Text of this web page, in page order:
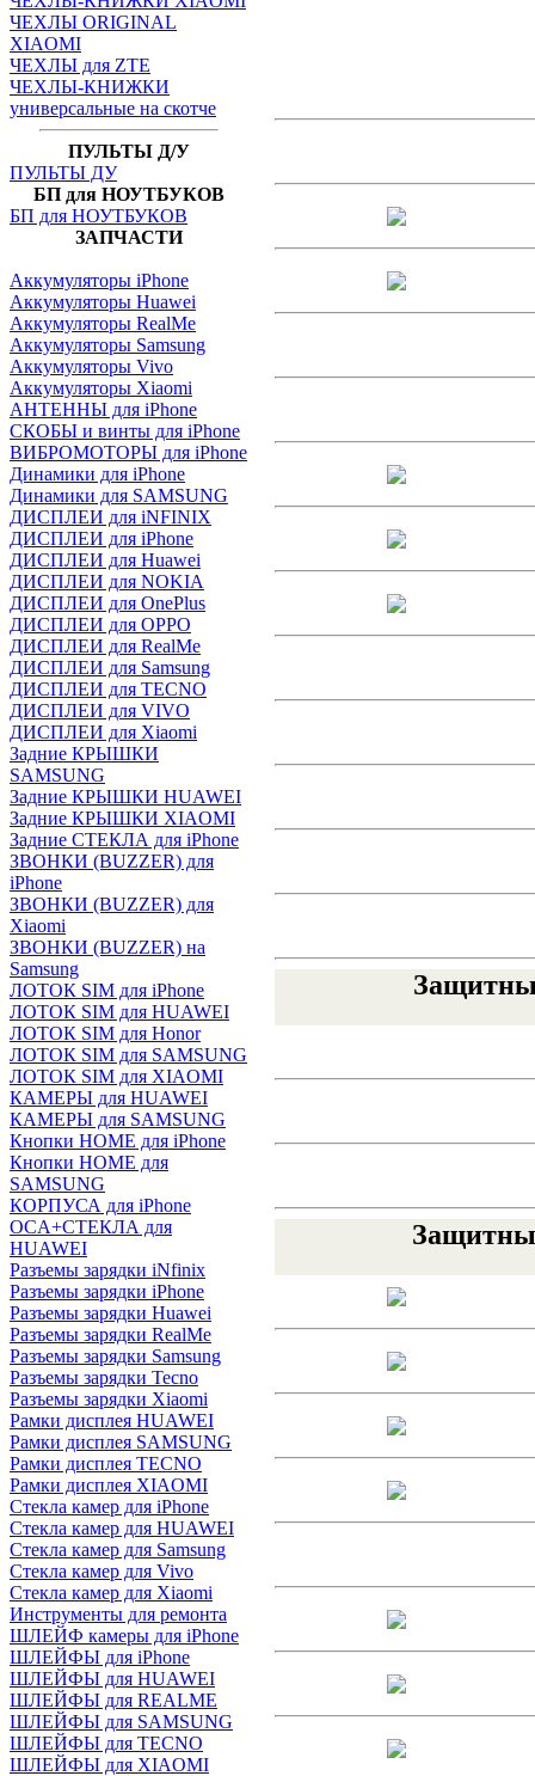
ЧЕХЛЫ ORIGINAL
XIAOMI
ЧЕХЛЫ для ZTE
ЧЕХЛЫ-КНИЖКИ
универсальные на скотче
ПУЛЬТЫ Д/У
ПУЛЬТЫ ДУ
БП для НОУТБУКОВ
БП для НОУТБУКОВ
ЗАПЧАСТИ
Аккумуляторы iPhone
Аккумуляторы Huawei
Аккумуляторы RealMe
Аккумуляторы Samsung
Аккумуляторы Vivo
Аккумуляторы Xiaomi
АНТЕННЫ для iPhone
СКОБЫ и винты для iPhone
ВИБРОМОТОРЫ для iPhone
Динамики для iPhone
Динамики для SAMSUNG
ДИСПЛЕИ для iNFINIX
ДИСПЛЕИ для iPhone
ДИСПЛЕИ для Huawei
ДИСПЛЕИ для NOKIA
ДИСПЛЕИ для OnePlus
ДИСПЛЕИ для OPPO
ДИСПЛЕИ для RealMe
ДИСПЛЕИ для Samsung
ДИСПЛЕИ для TECNO
ДИСПЛЕИ для VIVO
ДИСПЛЕИ для Xiaomi
Задние КРЫШКИ
SAMSUNG
Задние КРЫШКИ HUAWEI
Задние КРЫШКИ XIAOMI
Задние СТЕКЛА для iPhone
ЗВОНКИ (BUZZER) для
iPhone
ЗВОНКИ (BUZZER) для
Xiaomi
ЗВОНКИ (BUZZER) на
Samsung
ЛОТОК SIM для iPhone
ЛОТОК SIM для HUAWEI
ЛОТОК SIM для Honor
ЛОТОК SIM для SAMSUNG
ЛОТОК SIM для XIAOMI
КАМЕРЫ для HUAWEI
КАМЕРЫ для SAMSUNG
Кнопки HOME для iPhone
Кнопки HOME для
SAMSUNG
КОРПУСА для iPhone
OCA+СТЕКЛА для
HUAWEI
Разъемы зарядки iNfinix
Разъемы зарядки iPhone
Разъемы зарядки Huawei
Разъемы зарядки RealMe
Разъемы зарядки Samsung
Разъемы зарядки Tecno
Разъемы зарядки Xiaomi
Рамки дисплея HUAWEI
Рамки дисплея SAMSUNG
Рамки дисплея TECNO
Рамки дисплея XIAOMI
Стекла камер для iPhone
Стекла камер для HUAWEI
Стекла камер для Samsung
Стекла камер для Vivo
Стекла камер для Xiaomi
Инструменты для ремонта
ШЛЕЙФ камеры для iPhone
ШЛЕЙФЫ для iPhone
ШЛЕЙФЫ для HUAWEI
ШЛЕЙФЫ для REALME
ШЛЕЙФЫ для SAMSUNG
ШЛЕЙФЫ для TECNO
ШЛЕЙФЫ для XIAOMI